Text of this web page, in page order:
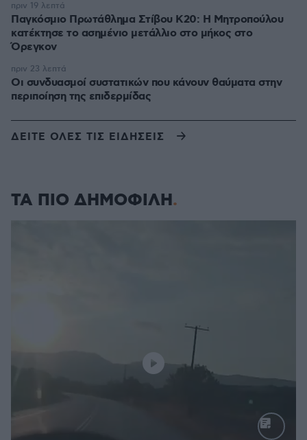
Παγκόσμιο Πρωτάθλημα Στίβου Κ20: Η Μητροπούλου
κατέκτησε το ασημένιο μετάλλιο στο μήκος στο
Όρεγκον
πριν 19 λεπτά
Οι συνδυασμοί συστατικών που κάνουν θαύματα στην
περιποίηση της επιδερμίδας
πριν 23 λεπτά
ΔΕΙΤΕ ΟΛΕΣ ΤΙΣ ΕΙΔΗΣΕΙΣ
ΤΑ ΠΙΟ ΔΗΜΟΦΙΛΗ